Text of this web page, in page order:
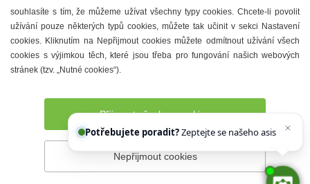
Restaurace
Městské muzeum a galerie
Denní meníčka
Prohlášení o přístupnosti Správce webu
souhlasíte s tím, že můžeme užívat všechny typy cookies. Chcete-li povolit
užívání pouze některých typů cookies, můžete tak učinit v sekci Nastavení
cookies. Kliknutím na Nepřijmout cookies můžete odmítnout užívání všech
cookies s výjimkou těch, které jsou třeba pro fungování našich webových
stránek (tzv. „Nutné cookies“).
Přijmout všechny cookies
Nepřijmout cookies
Potřebujete poradit?Zeptejte se našeho asistentaCh